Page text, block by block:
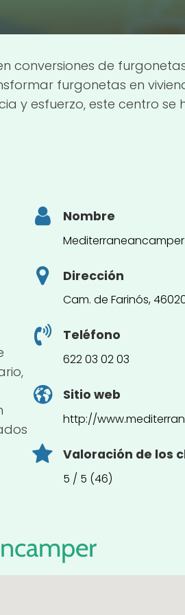
conversiones de
furgonetas en
y esfuerzo, este centro
Nombre
Mediterraneancamper
Dirección
Cam. de Farinós,
Teléfono
622 03 02 03
Sitio web
http://
Valoración de los
5 / 5 (46)